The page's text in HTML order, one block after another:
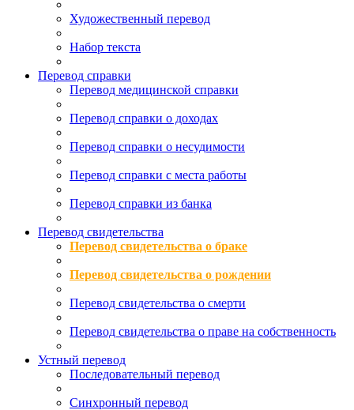
Художественный перевод
Набор текста
Перевод справки
Перевод медицинской справки
Перевод справки о доходах
Перевод справки о несудимости
Перевод справки с места работы
Перевод справки из банка
Перевод свидетельства
Перевод свидетельства о браке
Перевод свидетельства о рождении
Перевод свидетельства о смерти
Перевод свидетельства о праве на собственность
Устный перевод
Последовательный перевод
Синхронный перевод